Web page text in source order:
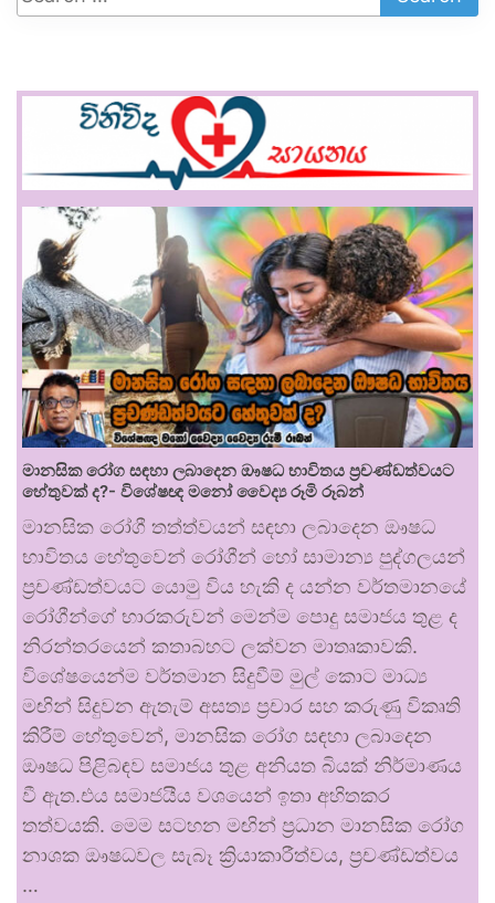
මානසික රෝග සඳහා ලබාදෙන ඖෂධ භාවිතය ප්‍රචණ්ඩත්වයට
හේතුවක් ද?- විශේෂඥ මනෝ වෛද්‍ය රූමි රූබන්
මානසික රෝගී තත්ත්වයන් සඳහා ලබාදෙන ඖෂධ
භාවිතය හේතුවෙන් රෝගීන් හෝ සාමාන්‍ය පුද්ගලයන්
ප්‍රචණ්ඩත්වයට යොමු විය හැකි ද යන්න වර්තමානයේ
රෝගීන්ගේ භාරකරුවන් මෙන්ම පොදු සමාජය තුළ ද
නිරන්තරයෙන් කතාබහට ලක්වන මාතෘකාවකි.
විශේෂයෙන්ම වර්තමාන සිදුවීම් මුල් කොට මාධ්‍ය
මඟින් සිදුවන ඇතැම් අසත්‍ය ප්‍රචාර සහ කරුණු විකෘති
කිරීම් හේතුවෙන්, මානසික රෝග සඳහා ලබාදෙන
ඖෂධ පිළිබඳව සමාජය තුළ අනියත බියක් නිර්මාණය
වී ඇත.එය සමාජයීය වශයෙන් ඉතා අහිතකර
තත්වයකි. මෙම සටහන මඟින් ප්‍රධාන මානසික රෝග
නාශක ඖෂධවල සැබෑ ක්‍රියාකාරීත්වය, ප්‍රචණ්ඩත්වය
…